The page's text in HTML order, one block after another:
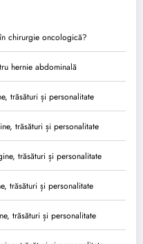
chirurgie oncologică?
hernie abdominală
trăsături și personalitate
trăsături și personalitate
trăsături și personalitate
trăsături și personalitate
trăsături și personalitate